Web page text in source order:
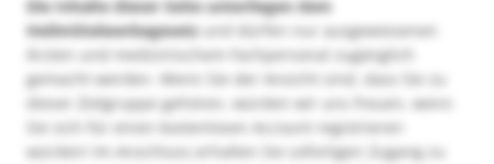
Die Inhalte dieser Seite unterliegen dem
Heilmittelwerbegesetzund dürfen nur ausgewiesenen
Ärzten und medizinischem Fachpersonal zugänglich
gemacht werden. Wenn Sie der Ansicht sind, dass Sie zu
dieser Zielgruppe gehören, würden wir uns freuen, wenn
Sie sich für einen kostenlosen Account registrieren
würden! Im Anschluss erhalten Sie sofortigen Zugang zu